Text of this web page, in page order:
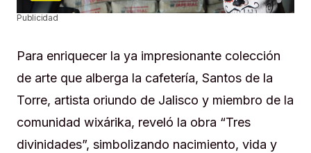
Publicidad
Para enriquecer la ya impresionante colección
de arte que alberga la cafetería, Santos de la
Torre, artista oriundo de Jalisco y miembro de la
comunidad wixárika, reveló la obra “Tres
divinidades”, simbolizando nacimiento, vida y